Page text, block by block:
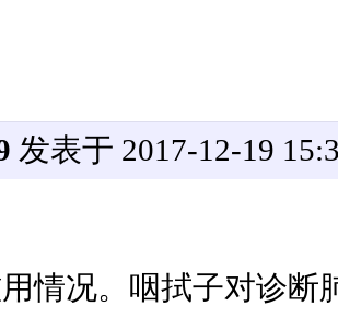
发表于 2017-12-19
情况。咽拭子对诊断